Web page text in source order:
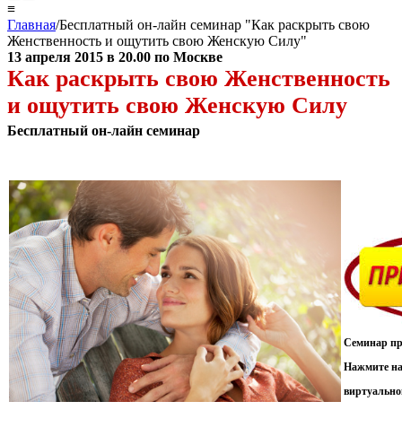
≡
Главная/Бесплатный он-лайн семинар "Как раскрыть свою
Женственность и ощутить свою Женскую Силу"
13 апреля 2015 в 20.00 по Москве
Как раскрыть свою Женственность
и ощутить свою Женскую Силу
Бесплатный он-лайн семинар
Семинар
Нажмите